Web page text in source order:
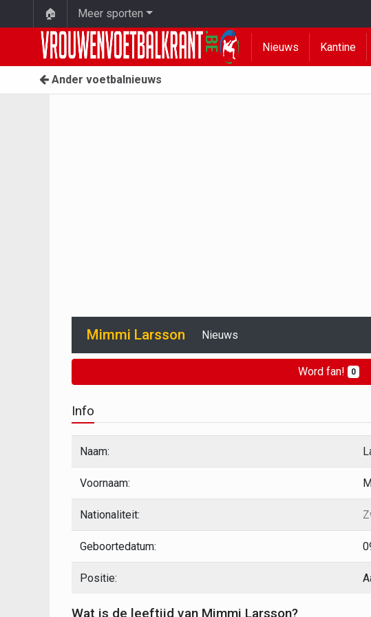
🏠 Meer sporten
Nieuws Kantine
Ander voetbalnieuws
Mimmi Larsson Nieuws
Word fan! 0
Info
Naam:
Voornaam:
Nationaliteit:
Geboortedatum:
Positie:
Wat is de leeftijd van Mimmi Larsson?